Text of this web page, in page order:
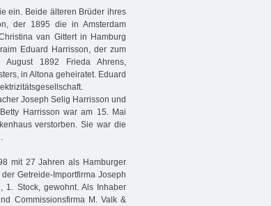
ein. Beide älteren Brüder ihres
der 1895 die in Amsterdam
van Gittert in Hamburg
Eduard Harrisson, der zum
1892 Frieda Ahrens,
in Altona geheiratet. Eduard
Joseph Selig Harrisson und
Harrisson war am 15. Mai
verstorben. Sie war die
mit 27 Jahren als Hamburger
Getreide-Importfirma Joseph
1. Stock, gewohnt. Als Inhaber
Commissionsfirma M. Valk &